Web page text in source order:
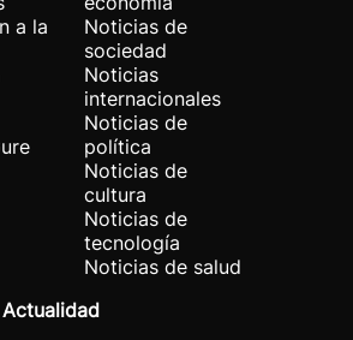
a la
Noticias de
sociedad
Noticias
internacionales
Noticias de
política
Noticias de
cultura
Noticias de
tecnología
Noticias de salud
Actualidad